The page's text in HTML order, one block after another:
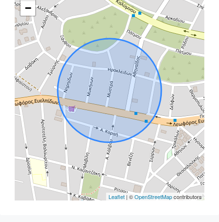
−
Leaflet | ©OpenStreetMapcontributors